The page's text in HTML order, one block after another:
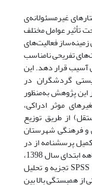
غیر‌مسئولانه‌ی
‌تأثیر عوامل مختلف
زمینه‌ساز فعالیت‌های
تفریحی نامناسب
آسیب قرار دهد. این
گردشگران در
پژوهش به‌منظور
موثر ادراکی،
از طریق توزیع
و فرهنگی شهرستان
پرسشنامه از در
جامعه گردشگران شهرستان بیرجند در شش ماهه ابتدای سال 1398،
نتایج به روش رگرسیونی خطی با نرم‌افزار SPSS 13.0 تجزیه و تحلیل
همبستگی بالا بین